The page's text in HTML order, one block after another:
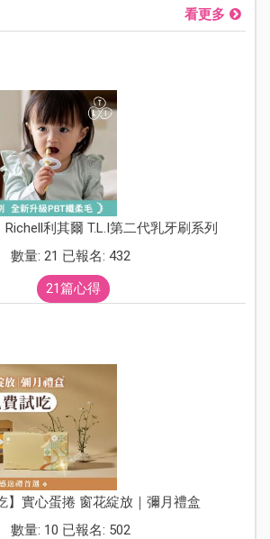
看更多
Richell利其爾 T.L.I第二代乳牙刷系列
數量: 21 已報名: 432
21篇心得
】實心蛋捲 窗花綻放｜彌月禮盒
數量: 10 已報名: 502